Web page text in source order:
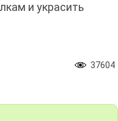
и украсить
37604